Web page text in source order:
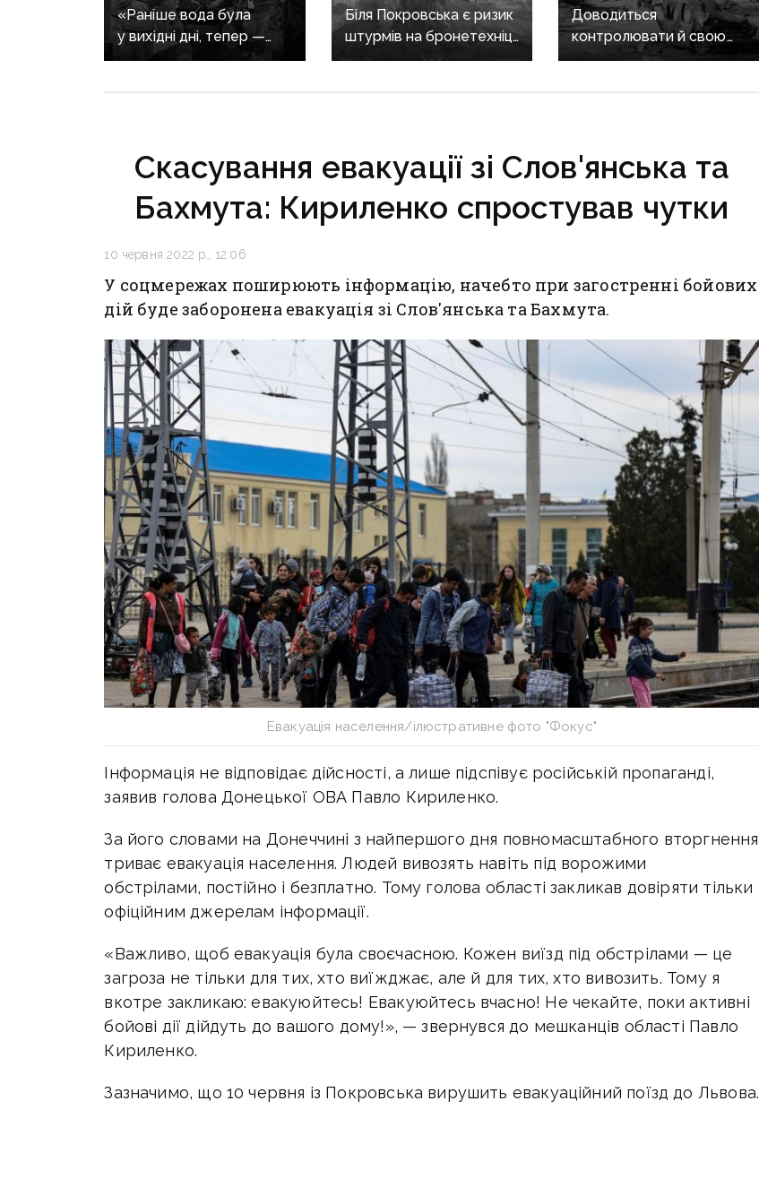
«Раніше вода була
у вихідні дні, тепер —
тільки на свята»:
Біля Покровська є ризик
штурмів на бронетехніці:
попередження
Доводиться
контролювати й свою
смугу, й суміжників:
Скасування евакуації зі Слов'янська та
Бахмута: Кириленко спростував чутки
10 червня 2022 р., 12:06
У соцмережах поширюють інформацію, начебто при загостренні бойових
дій буде заборонена евакуація зі Слов'янська та Бахмута.
Евакуація населення/ілюстративне фото "Фокус"
Інформація не відповідає дійсності, а лише підспівує російській пропаганді,
заявив голова Донецької ОВА Павло Кириленко.
За його словами на Донеччині з найпершого дня повномасштабного вторгнення
триває евакуація населення. Людей вивозять навіть під ворожими
обстрілами, постійно і безплатно. Тому голова області закликав довіряти тільки
офіційним джерелам інформації.
«Важливо, щоб евакуація була своєчасною. Кожен виїзд під обстрілами — це
загроза не тільки для тих, хто виїжджає, але й для тих, хто вивозить. Тому я
вкотре закликаю: евакуюйтесь! Евакуюйтесь вчасно! Не чекайте, поки активні
бойові дії дійдуть до вашого дому!», — звернувся до мешканців області Павло
Кириленко.
Зазначимо, що 10 червня із Покровська вирушить евакуаційний поїзд до Львова.